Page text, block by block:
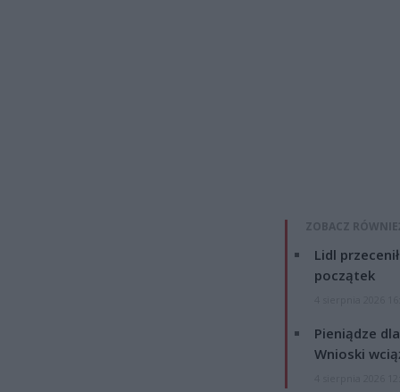
ZOBACZ
Lidl
początek
Pieniądze
Wnioski